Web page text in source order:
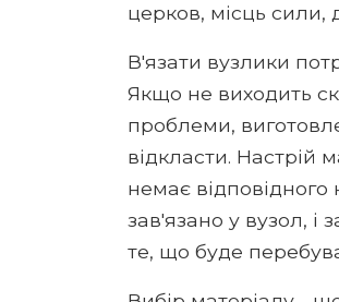
церков, місць сили,
В'язати вузлики
Якщо не виходить
проблеми,
відкласти. Настрій
немає
зав'язано у вузол, і
те, що буде